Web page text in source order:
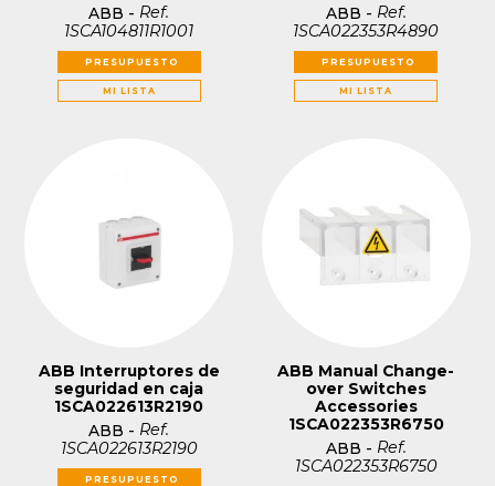
ABB - Ref.
1SCA104811R1001
PRESUPUESTO
MI LISTA
ABB - Ref.
1SCA022353R4890
PRESUPUESTO
MI LISTA
ABB Interruptores de
seguridad en caja
1SCA022613R2190
ABB - Ref.
1SCA022613R2190
PRESUPUESTO
ABB Manual Change-
over Switches
Accessories
1SCA022353R6750
ABB - Ref.
1SCA022353R6750